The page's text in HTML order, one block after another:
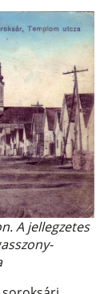
A jellegzetes